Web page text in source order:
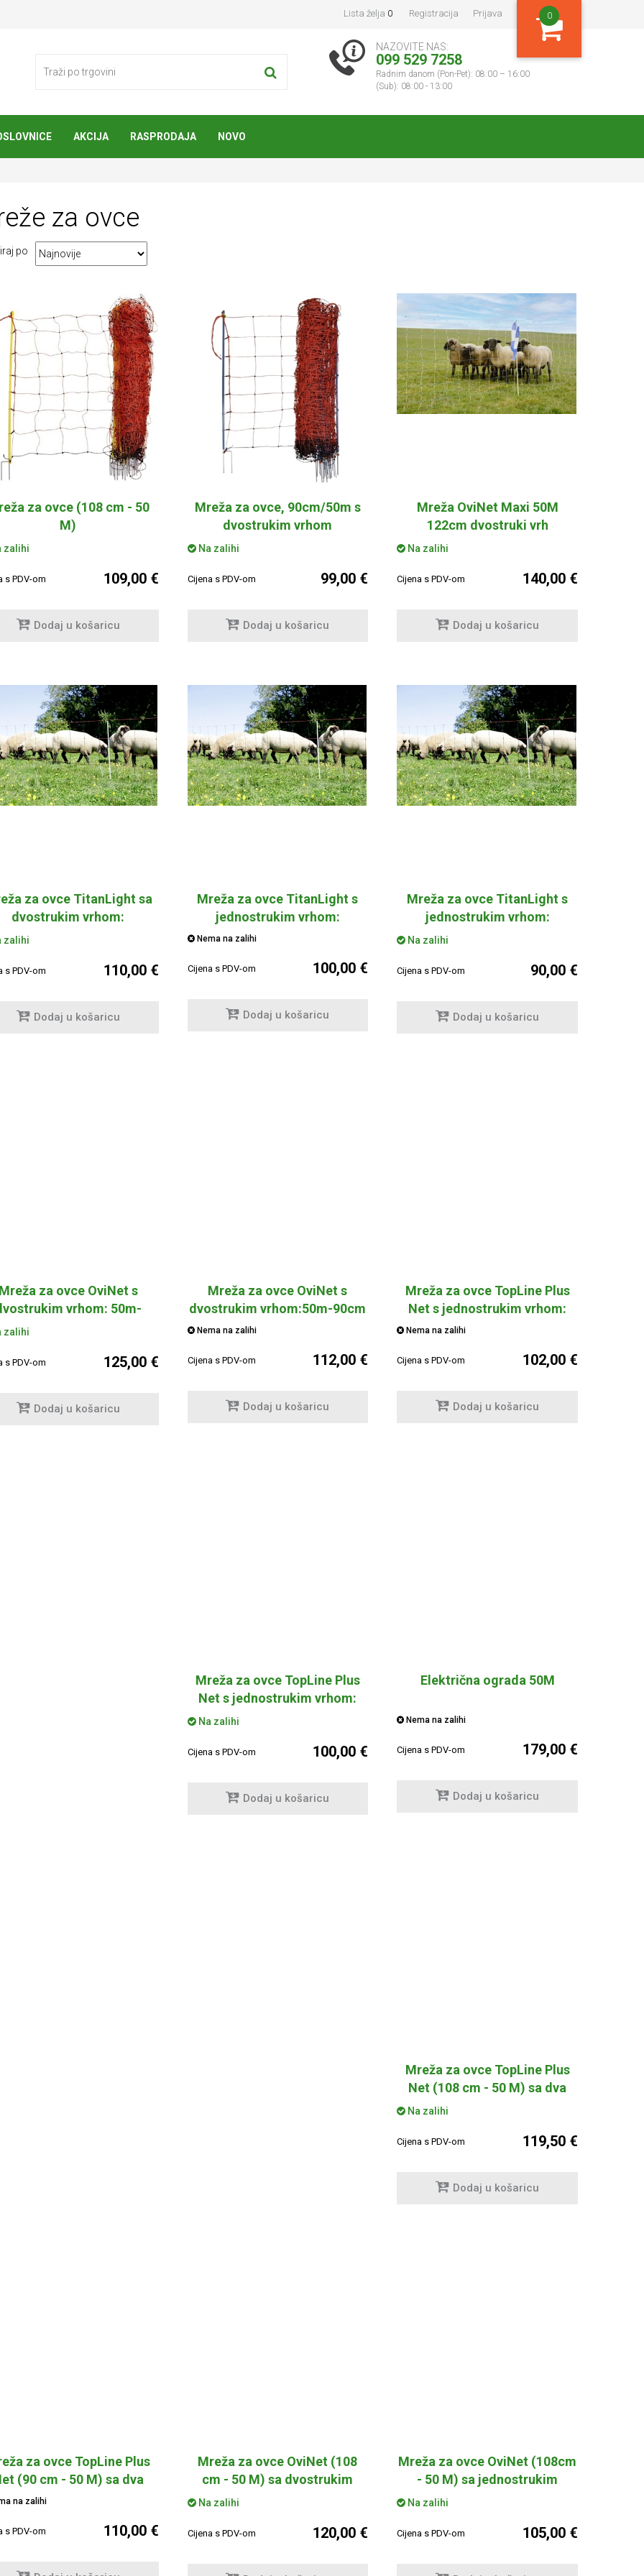
Lista želja 0 Registracija Prijava 0
NAZOVITE NAS:
099 529 7258
Radnim danom (Pon-Pet): 08:00 – 16:00
(Sub): 08:00 - 13:00
AKCIJA RASPRODAJA NOVO
že za ovce
po
za ovce (108 cm - 50
M)
zalihi
s PDV-om 109,00 €
Dodaj u košaricu
Mreža za ovce, 90cm/50m s
dvostrukim vrhom
Na zalihi
Cijena s PDV-om 99,00 €
Dodaj u košaricu
Mreža OviNet Maxi 50M
122cm dvostruki vrh
Na zalihi
Cijena s PDV-om 140,00 €
Dodaj u košaricu
za ovce TitanLight sa
dvostrukim vrhom:
zalihi
s PDV-om 110,00 €
Dodaj u košaricu
Mreža za ovce TitanLight s
jednostrukim vrhom:
50m/108cm
Nema na zalihi
Cijena s PDV-om 100,00 €
Dodaj u košaricu
Mreža za ovce TitanLight s
jednostrukim vrhom:
Na zalihi
Cijena s PDV-om 90,00 €
Dodaj u košaricu
za ovce OviNet s
vrhom: 50m-
zalihi
s PDV-om 125,00 €
Dodaj u košaricu
Mreža za ovce OviNet s
dvostrukim vrhom:50m-90cm
Nema na zalihi
Cijena s PDV-om 112,00 €
Dodaj u košaricu
Mreža za ovce TopLine Plus
Net s jednostrukim vrhom:
50m/108cm
Nema na zalihi
Cijena s PDV-om 102,00 €
Dodaj u košaricu
Mreža za ovce TopLine Plus
Net s jednostrukim vrhom:
Na zalihi
Cijena s PDV-om 100,00 €
Dodaj u košaricu
Električna ograda 50M
Nema na zalihi
Cijena s PDV-om 179,00 €
Dodaj u košaricu
Mreža za ovce TopLine Plus
Net (108 cm - 50 M) sa dva
Na zalihi
Cijena s PDV-om 119,50 €
Dodaj u košaricu
za ovce TopLine Plus
(90 cm - 50 M) sa dva
na zalihi
s PDV-om 110,00 €
Mreža za ovce OviNet (108
cm - 50 M) sa dvostrukim
Na zalihi
Cijena s PDV-om 120,00 €
Mreža za ovce OviNet (108cm
- 50 M) sa jednostrukim
Na zalihi
Cijena s PDV-om 105,00 €